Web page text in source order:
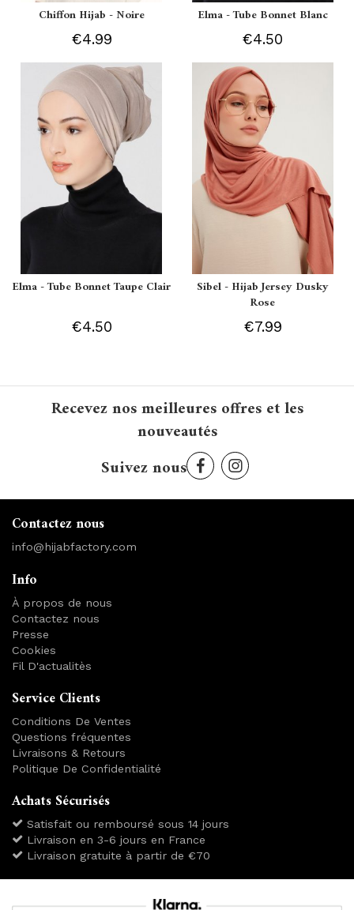
Chiffon Hijab - Noire
€4.99
Elma - Tube Bonnet Blanc
€4.50
Elma - Tube Bonnet Taupe Clair
€4.50
Sibel - Hijab Jersey Dusky
Rose
€7.99
Recevez nos meilleures offres et les
nouveautés
Suivez nous
Contactez nous
info@hijabfactory.com
Info
À propos de nous
Contactez nous
Presse
Cookies
Fil D'actualitès
Service Clients
Conditions De Ventes
Questions fréquentes
Livraisons & Retours
Politique De Confidentialité
Achats Sécurisés
Satisfait ou remboursé sous 14 jours
Livraison en 3-6 jours en France
Livraison gratuite à partir de €70